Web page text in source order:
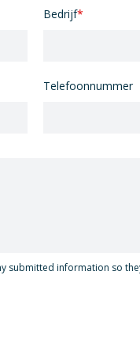
Bedrijf*
Telefoonnummer
submitted information so